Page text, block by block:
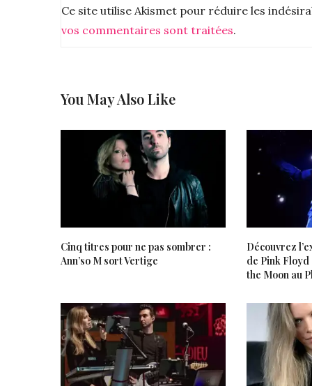
Ce site utilise Akismet pour réduire les
vos commentaires sont traitées.
You May Also Like
Cinq titres pour ne pas sombrer :
Ann’so M sort Vertige
Découvrez
de Pink
the Moon au